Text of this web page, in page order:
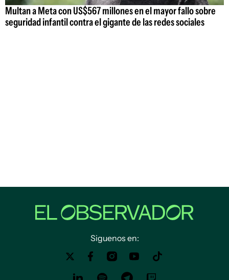
Multan a Meta con US$567 millones en el mayor fallo sobre
seguridad infantil contra el gigante de las redes sociales
Siguenos en: